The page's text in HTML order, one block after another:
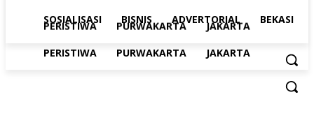
SOSIALISASI BISNIS ADVERTORIAL BEKASI
PERISTIWA PURWAKARTA JAKARTA
PERISTIWA PURWAKARTA JAKARTA